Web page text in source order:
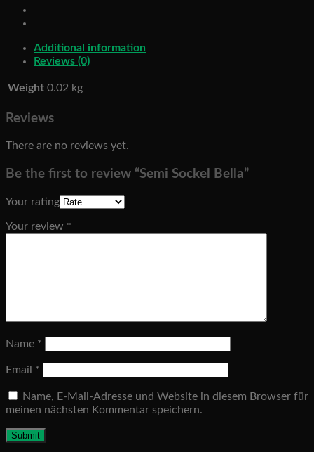
Additional information
Reviews (0)
Weight 0.02 kg
Reviews
There are no reviews yet.
Be the first to review “Semi Sockel Bella”
Your rating
Your review *
Name *
Email *
Name, E-Mail-Adresse und Website in diesem Browser für
meinen nächsten Kommentar speichern.